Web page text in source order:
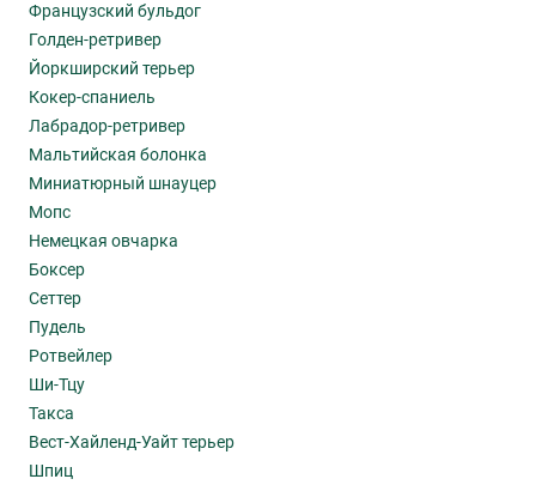
Французский бульдог
Голден-ретривер
Йоркширский терьер
Кокер-спаниель
Лабрадор-ретривер
Мальтийская болонка
Миниатюрный шнауцер
Мопс
Немецкая овчарка
Боксер
Сеттер
Пудель
Ротвейлер
Ши-Тцу
Такса
Вест-Хайленд-Уайт терьер
Шпиц